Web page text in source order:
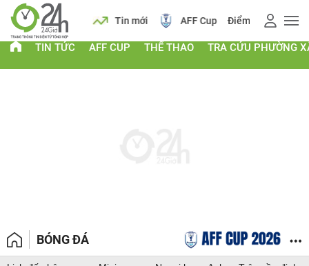
Lịch Tin mới AFF Cup Điểm chuẩn 2026
TIN TỨC AFF CUP THỂ THAO TRA CỨU PHƯỜNG
BÓNG ĐÁ